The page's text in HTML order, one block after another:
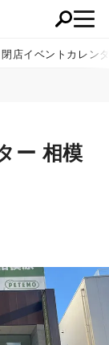
店イベントカレン
ー 相模